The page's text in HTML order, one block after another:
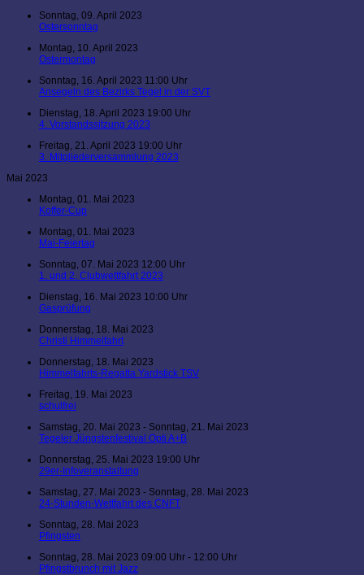
Sonntag, 09. April 2023
Ostersonntag
Montag, 10. April 2023
Ostermontag
Sonntag, 16. April 2023 11:00 Uhr
Ansegeln des Bezirks Tegel in der SVT
Dienstag, 18. April 2023 19:00 Uhr
4. Vorstandssitzung 2023
Freitag, 21. April 2023 19:00 Uhr
3. Mitgliederversammlung 2023
Mai 2023
Montag, 01. Mai 2023
Koffer-Cup
Montag, 01. Mai 2023
Mai-Feiertag
Sonntag, 07. Mai 2023 12:00 Uhr
1. und 2. Clubwettfahrt 2023
Dienstag, 16. Mai 2023 10:00 Uhr
Gasprüfung
Donnerstag, 18. Mai 2023
Christi Himmelfahrt
Donnerstag, 18. Mai 2023
Himmelfahrts-Regatta Yardstick TSV
Freitag, 19. Mai 2023
schulfrei
Samstag, 20. Mai 2023 - Sonntag, 21. Mai 2023
Tegeler Jüngstenfestival Opti A+B
Donnerstag, 25. Mai 2023 19:00 Uhr
29er-Infoveranstaltung
Samstag, 27. Mai 2023 - Sonntag, 28. Mai 2023
24-Stunden-Wettfahrt des CNFT
Sonntag, 28. Mai 2023
Pfingsten
Sonntag, 28. Mai 2023 09:00 Uhr - 12:00 Uhr
Pfingstbrunch mit Jazz